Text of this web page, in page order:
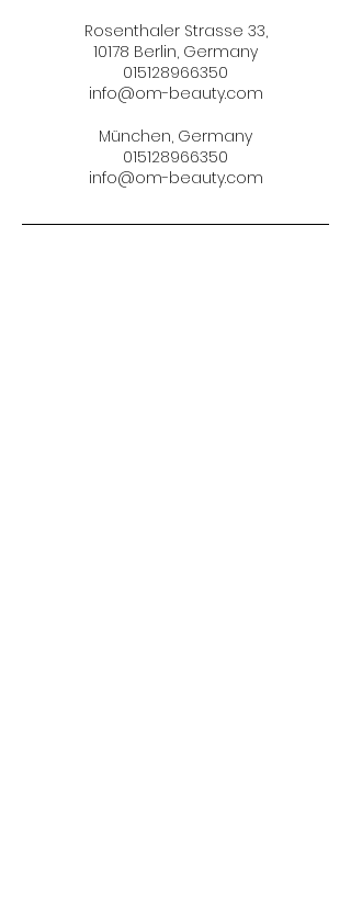
Rosenthaler Strasse 33,
10178 Berlin, Germany
015128966350
info@om-beauty.com
München, Germany
015128966350
info@om-beauty.com